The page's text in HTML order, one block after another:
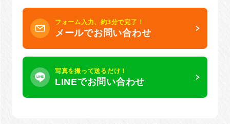
フォーム入力、約3分で完了！
メールでお問い合わせ
写真を撮って送るだけ！
LINEでお問い合わせ